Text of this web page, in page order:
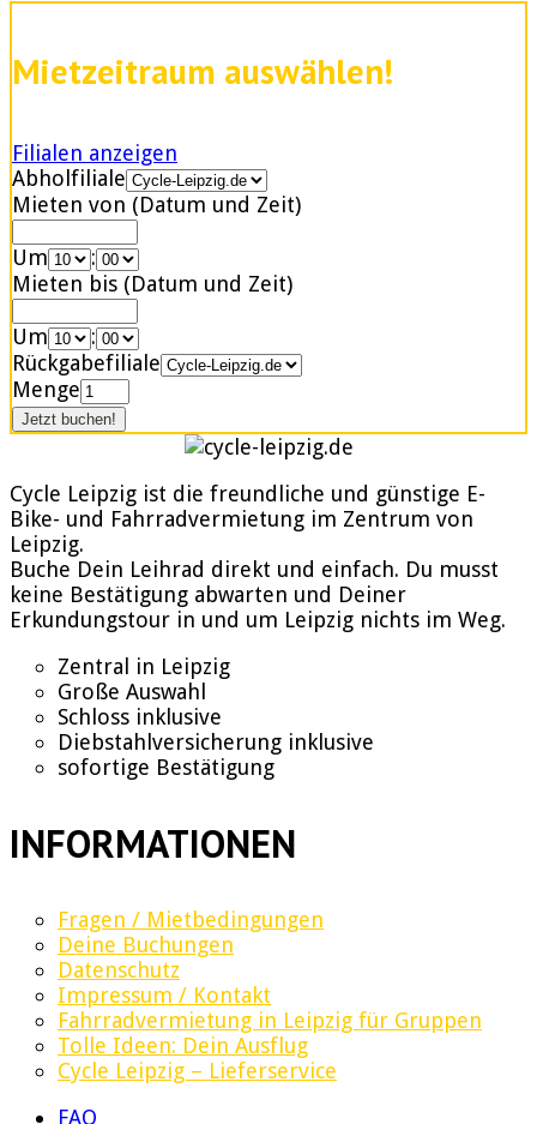
Mietzeitraum auswählen!
Filialen anzeigen
Abholfiliale
Mieten von (Datum und Zeit)
Um
:
Mieten bis (Datum und Zeit)
Um
:
Rückgabefiliale
Menge
Cycle Leipzig ist die freundliche und günstige E-
Bike- und Fahrradvermietung im Zentrum von
Leipzig.
Buche Dein Leihrad direkt und einfach. Du musst
keine Bestätigung abwarten und Deiner
Erkundungstour in und um Leipzig nichts im Weg.
Zentral in Leipzig
Große Auswahl
Schloss inklusive
Diebstahlversicherung inklusive
sofortige Bestätigung
INFORMATIONEN
Fragen / Mietbedingungen
Deine Buchungen
Datenschutz
Impressum / Kontakt
Fahrradvermietung in Leipzig für Gruppen
Tolle Ideen: Dein Ausflug
Cycle Leipzig – Lieferservice
FAQ